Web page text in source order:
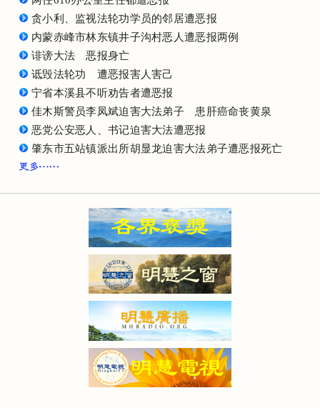
贪小利、监视法轮功学员的邻居遭恶报
内蒙赤峰市林东镇井子沟村恶人遭恶报两例
诽谤大法 恶报身亡
诋毁法轮功 遭恶报害人害己
宁省本溪县不听劝告者遭恶报
佳木斯警员李凤斌迫害大法弟子 患肝癌命丧黄泉
恶党公安恶人、书记迫害大法遭恶报
肇东市五站镇派出所胡显龙迫害大法弟子遭恶报死亡